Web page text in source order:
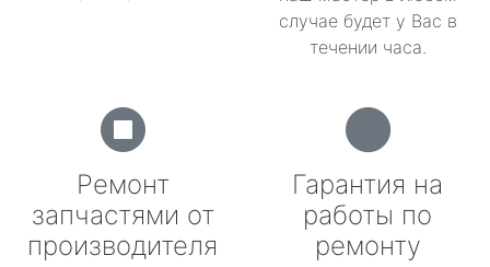
случае будет у Вас в
течении часа.
Ремонт
запчастями от
производителя
Гарантия на
работы по
ремонту